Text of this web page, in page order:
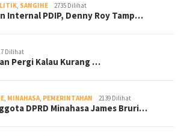
, SANGIHE 2735 Dilihat
Internal PDIP, Denny Roy Tamp…
Dilihat
Pergi Kalau Kurang …
, MINAHASA, PEMERINTAHAN 2139 Dilihat
DPRD Minahasa James Bruri…